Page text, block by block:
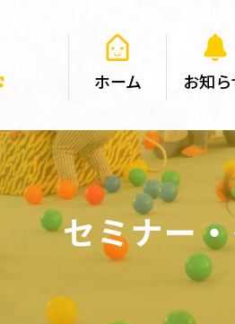
ホーム お知
セミナー